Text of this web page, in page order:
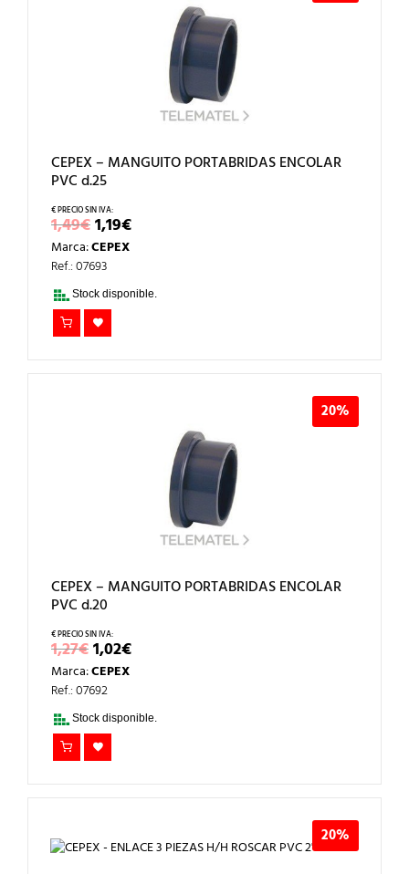
CEPEX – MANGUITO PORTABRIDAS ENCOLAR
PVC d.25
1,49€EL
PRECIO
ORIGINAL
ERA:
1,49€.
1,19€EL
PRECIO
1,19€.
Marca:CEPEX
Ref.: 07693
Stock disponible.
20%
CEPEX – MANGUITO PORTABRIDAS ENCOLAR
PVC d.20
1,27€EL
PRECIO
ORIGINAL
ERA:
1,27€.
1,02€EL
PRECIO
1,02€.
Marca:CEPEX
Ref.: 07692
Stock disponible.
20%